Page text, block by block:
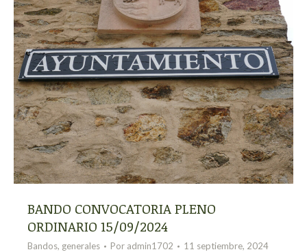
BANDO CONVOCATORIA PLENO
ORDINARIO 15/09/2024
Bandos, generales Por admin1702 11 septiembre, 2024